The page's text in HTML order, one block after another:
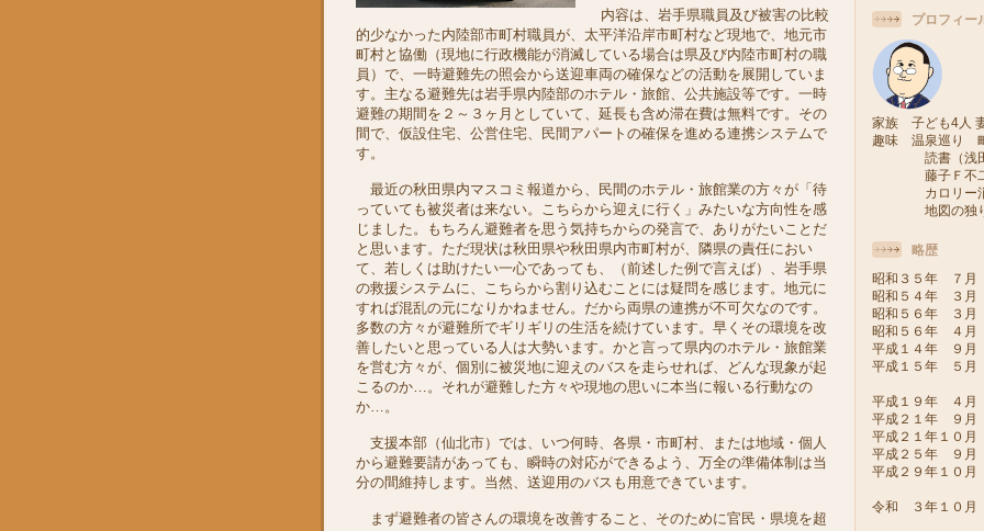
内容は、岩手県職員及び被害の比較
的少なかった内陸部市町村職員が、太平洋沿岸市町村など現地で、地元市
町村と協働（現地に行政機能が消滅している場合は県及び内陸市町村の職
員）で、一時避難先の照会から送迎車両の確保などの活動を展開していま
す。主なる避難先は岩手県内陸部のホテル・旅館、公共施設等です。一時
避難の期間を２～３ヶ月としていて、延長も含め滞在費は無料です。その
間で、仮設住宅、公営住宅、民間アパートの確保を進める連携システムで
す。
最近の秋田県内マスコミ報道から、民間のホテル・旅館業の方々が「待
っていても被災者は来ない。こちらから迎えに行く」みたいな方向性を感
じました。もちろん避難者を思う気持ちからの発言で、ありがたいことだ
と思います。ただ現状は秋田県や秋田県内市町村が、隣県の責任におい
て、若しくは助けたい一心であっても、（前述した例で言えば）、岩手県
の救援システムに、こちらから割り込むことには疑問を感じます。地元に
すれば混乱の元になりかねません。だから両県の連携が不可欠なのです。
多数の方々が避難所でギリギリの生活を続けています。早くその環境を改
善したいと思っている人は大勢います。かと言って県内のホテル・旅館業
を営む方々が、個別に被災地に迎えのバスを走らせれば、どんな現象が起
こるのか…。それが避難した方々や現地の思いに本当に報いる行動なの
か…。
支援本部（仙北市）では、いつ何時、各県・市町村、または地域・個人
から避難要請があっても、瞬時の対応ができるよう、万全の準備体制は当
分の間維持します。当然、送迎用のバスも用意できています。
まず避難者の皆さんの環境を改善すること、そのために官民・県境を超
プロフィー
家族 子ども4人
趣味 温泉巡り
読書（浅田
藤子Ｆ不二
カロリー消
地図の独り
略歴
昭和３５年 ７
昭和５４年 ３
昭和５６年 ３
昭和５６年 ４
平成１４年 ９
平成１５年 ５
平成１９年 ４
平成２１年 ９
平成２１年１０
平成２５年 ９
平成２９年１
令和 ３年１０